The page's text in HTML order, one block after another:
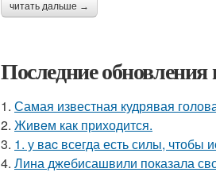
читать дальше →
Последние обновления
1. Самая известная кудрявая
2. Живeм как приходится.
3. 1. у вac всегда есть силы, чтобы
4. Лина джебисашвили показала